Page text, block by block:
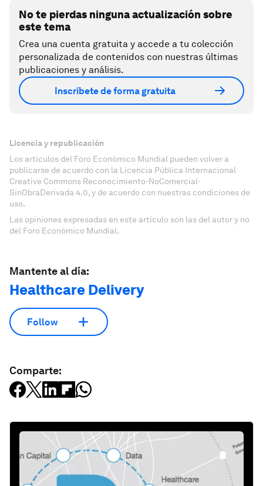
No te pierdas ninguna actualización sobre
este tema
Crea una cuenta gratuita y accede a tu colección
personalizada de contenidos con nuestras últimas
publicaciones y análisis.
Inscríbete de forma gratuita
Licencia y republicación
Los artículos del Foro Económico Mundial pueden volver a
publicarse de acuerdo con la Licencia Pública Internacional
Creative Commons Reconocimiento-NoComercial-
SinObraDerivada 4.0, y de acuerdo con nuestras condiciones de
uso.
Las opiniones expresadas en este artículo son las del autor y no
del Foro Económico Mundial.
Mantente al día:
Healthcare Delivery
Follow
Comparte: